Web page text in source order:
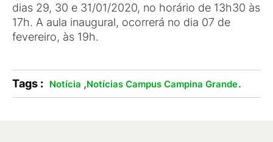
dias 29, 30 e 31/01/2020, no horário de 13h30 às
17h. A aula inaugural, ocorrerá no dia 07 de
fevereiro, às 19h.
Tags : Notícia ,Notícias Campus Campina Grande.